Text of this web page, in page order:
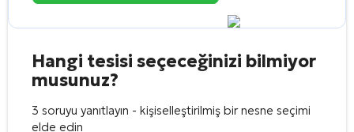
Hangi tesisi seçeceğinizi bilmiyor
musunuz?
3 soruyu yanıtlayın - kişiselleştirilmiş bir nesne seçimi
elde edin